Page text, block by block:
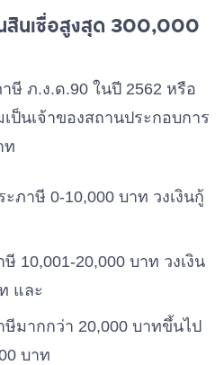
สินเชื่อสูงสุด 300,000
ษี ภ.ง.ด.90 ในปี 2562 หรือ
ป็นเจ้าของสถานประกอบการ
ท
ภาษี 0-10,000 บาท วงเงินกู้
10,001-20,000 บาท วงเงิน
และ
มากกว่า 20,000 บาทขึ้นไป
บาท